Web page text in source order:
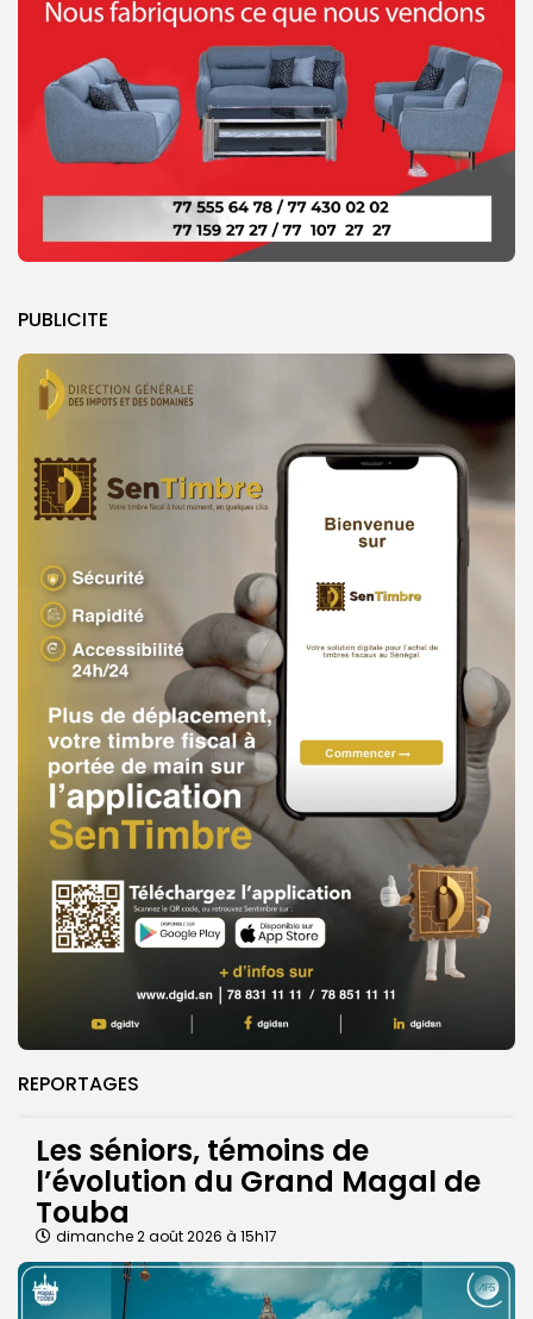
PUBLICITE
REPORTAGES
Les séniors, témoins de
l’évolution du Grand Magal de
Touba
dimanche 2 août 2026 à 15h17